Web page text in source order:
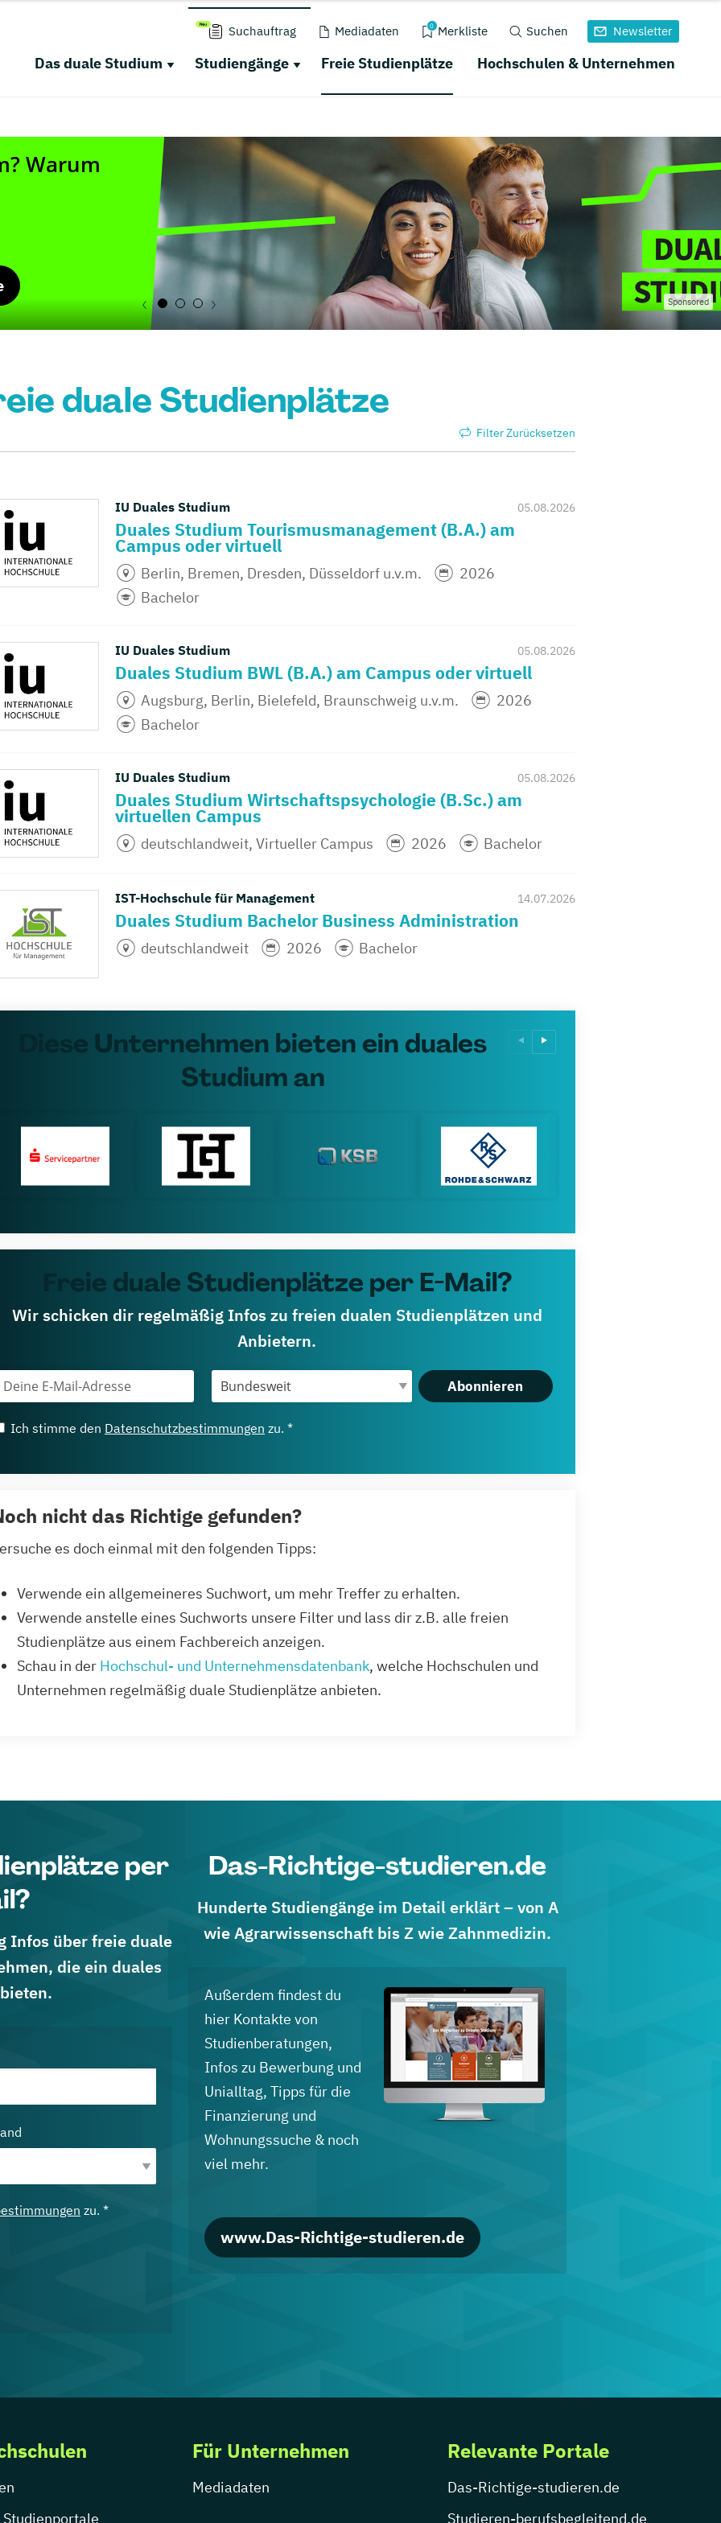
Suchauftrag Mediadaten 0 Merkliste Suchen Newsletter
Das duale Studium Studiengänge Freie Studienplätze Hochschulen & Unternehmen
Sponsored
duale Studienplätze
Filter Zurücksetzen
05.08.2026
IU Duales Studium
Duales Studium Tourismusmanagement (B.A.) am
Campus oder virtuell
Berlin, Bremen, Dresden, Düsseldorf u.v.m.
2026
Bachelor
05.08.2026
IU Duales Studium
Duales Studium BWL (B.A.) am Campus oder virtuell
Augsburg, Berlin, Bielefeld, Braunschweig u.v.m.
2026
Bachelor
05.08.2026
IU Duales Studium
Duales Studium Wirtschaftspsychologie (B.Sc.) am
virtuellen Campus
deutschlandweit, Virtueller Campus 2026 Bachelor
14.07.2026
IST-Hochschule für Management
Duales Studium Bachelor Business Administration
deutschlandweit 2026 Bachelor
Diese Unternehmen bieten ein duales
Studium an
Freie duale Studienplätze per E-Mail?
Wir schicken dir regelmäßig Infos zu freien dualen Studienplätzen und
Anbietern.
Abonnieren
Ich stimme den Datenschutzbestimmungen zu. *
nicht das Richtige gefunden?
es doch einmal mit den folgenden Tipps:
Verwende ein allgemeineres Suchwort, um mehr Treffer zu erhalten.
Verwende anstelle eines Suchworts unsere Filter und lass dir z.B. alle freien
Studienplätze aus einem Fachbereich anzeigen.
Schau in der Hochschul- und Unternehmensdatenbank, welche Hochschulen und
Unternehmen regelmäßig duale Studienplätze anbieten.
per
Infos über freie duale
die ein duales
zu. *
Das-Richtige-studieren.de
Hunderte Studiengänge im Detail erklärt – von A
wie Agrarwissenschaft bis Z wie Zahnmedizin.
Außerdem findest du
hier Kontakte von
Studienberatungen,
Infos zu Bewerbung und
Unialltag, Tipps für die
Finanzierung und
Wohnungssuche & noch
viel mehr.
www.Das-Richtige-studieren.de
Für Unternehmen
Mediadaten
Relevante Portale
Das-Richtige-studieren.de
Studieren-berufsbegleitend.de